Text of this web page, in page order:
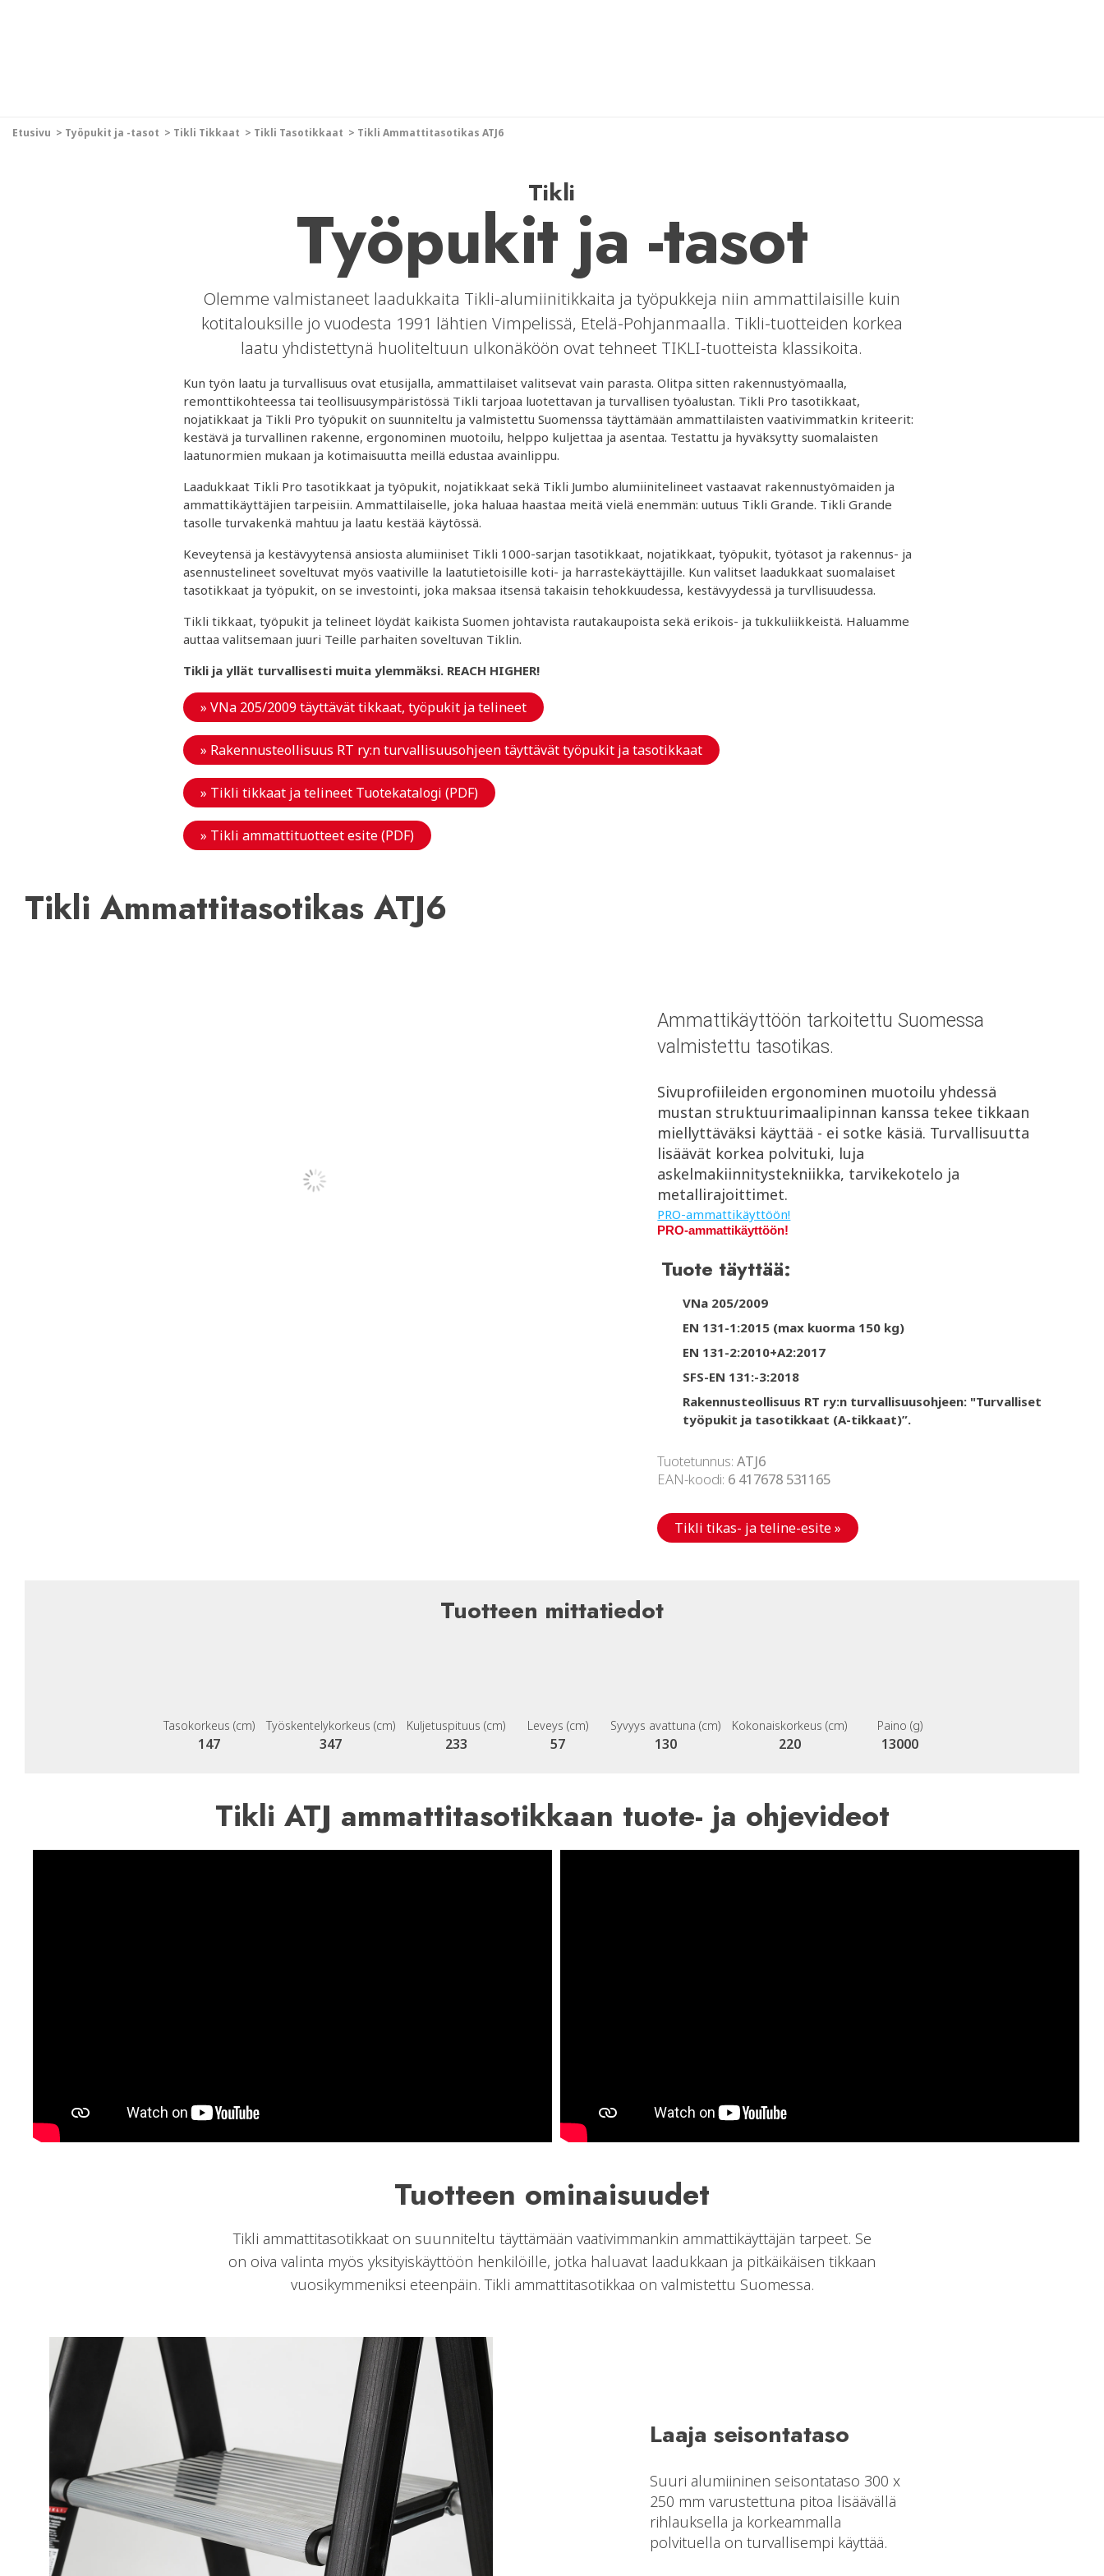
Etusivu > Työpukit ja -tasot > Tikli Tikkaat > Tikli Tasotikkaat > Tikli Ammattitasotikas ATJ6
Tikli
Työpukit ja -tasot
Olemme valmistaneet laadukkaita Tikli-alumiinitikkaita ja työpukkeja niin ammattilaisille kuin
kotitalouksille jo vuodesta 1991 lähtien Vimpelissä, Etelä-Pohjanmaalla. Tikli-tuotteiden korkea
laatu yhdistettynä huoliteltuun ulkonäköön ovat tehneet TIKLI-tuotteista klassikoita.
Kun työn laatu ja turvallisuus ovat etusijalla, ammattilaiset valitsevat vain parasta. Olitpa sitten rakennustyömaalla,
remonttikohteessa tai teollisuusympäristössä Tikli tarjoaa luotettavan ja turvallisen työalustan. Tikli Pro tasotikkaat,
nojatikkaat ja Tikli Pro työpukit on suunniteltu ja valmistettu Suomenssa täyttämään ammattilaisten vaativimmatkin kriteerit:
kestävä ja turvallinen rakenne, ergonominen muotoilu, helppo kuljettaa ja asentaa. Testattu ja hyväksytty suomalaisten
laatunormien mukaan ja kotimaisuutta meillä edustaa avainlippu.
Laadukkaat Tikli Pro tasotikkaat ja työpukit, nojatikkaat sekä Tikli Jumbo alumiinitelineet vastaavat rakennustyömaiden ja
ammattikäyttäjien tarpeisiin. Ammattilaiselle, joka haluaa haastaa meitä vielä enemmän: uutuus Tikli Grande. Tikli Grande
tasolle turvakenkä mahtuu ja laatu kestää käytössä.
Keveytensä ja kestävyytensä ansiosta alumiiniset Tikli 1000-sarjan tasotikkaat, nojatikkaat, työpukit, työtasot ja rakennus- ja
asennustelineet soveltuvat myös vaativille la laatutietoisille koti- ja harrastekäyttäjille. Kun valitset laadukkaat suomalaiset
tasotikkaat ja työpukit, on se investointi, joka maksaa itsensä takaisin tehokkuudessa, kestävyydessä ja turvllisuudessa.
Tikli tikkaat, työpukit ja telineet löydät kaikista Suomen johtavista rautakaupoista sekä erikois- ja tukkuliikkeistä. Haluamme
auttaa valitsemaan juuri Teille parhaiten soveltuvan Tiklin.
Tikli ja yllät turvallisesti muita ylemmäksi. REACH HIGHER!
» VNa 205/2009 täyttävät tikkaat, työpukit ja telineet
» Rakennusteollisuus RT ry:n turvallisuusohjeen täyttävät työpukit ja tasotikkaat
» Tikli tikkaat ja telineet Tuotekatalogi (PDF)
» Tikli ammattituotteet esite (PDF)
Tikli Ammattitasotikas ATJ6
Ammattikäyttöön tarkoitettu Suomessa
valmistettu tasotikas.
Sivuprofiileiden ergonominen muotoilu yhdessä
mustan struktuurimaalipinnan kanssa tekee tikkaan
miellyttäväksi käyttää - ei sotke käsiä. Turvallisuutta
lisäävät korkea polvituki, luja
askelmakiinnitystekniikka, tarvikekotelo ja
metallirajoittimet.
PRO-ammattikäyttöön!
PRO-ammattikäyttöön!
Tuote täyttää:
VNa 205/2009
EN 131-1:2015 (max kuorma 150 kg)
EN 131-2:2010+A2:2017
SFS-EN 131:-3:2018
Rakennusteollisuus RT ry:n turvallisuusohjeen: "Turvalliset
työpukit ja tasotikkaat (A-tikkaat)”.
Tuotetunnus:ATJ6
EAN-koodi: 6 417678 531165
Tikli tikas- ja teline-esite »
Tuotteen mittatiedot
Tasokorkeus (cm)
147
Työskentelykorkeus (cm)
347
Kuljetuspituus (cm)
233
Leveys (cm)
57
Syvyys avattuna (cm)
130
Kokonaiskorkeus (cm)
220
Paino (g)
13000
Tikli ATJ ammattitasotikkaan tuote- ja ohjevideot
Tuotteen ominaisuudet
Tikli ammattitasotikkaat on suunniteltu täyttämään vaativimmankin ammattikäyttäjän tarpeet. Se
on oiva valinta myös yksityiskäyttöön henkilöille, jotka haluavat laadukkaan ja pitkäikäisen tikkaan
vuosikymmeniksi eteenpäin. Tikli ammattitasotikkaa on valmistettu Suomessa.
Laaja seisontataso
Suuri alumiininen seisontataso 300 x
250 mm varustettuna pitoa lisäävällä
rihlauksella ja korkeammalla
polvituella on turvallisempi käyttää.